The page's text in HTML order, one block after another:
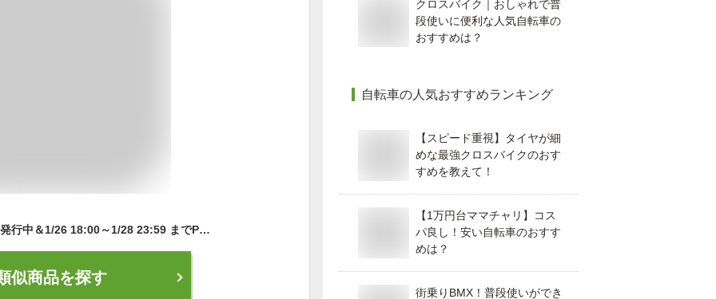
【500円引きクーポン発行中＆1/26 18:00～1/28 23:59 までP2倍】ママチャリ 26インチ 自転車 配送先一都三県一部地域限定送料無料 100%組立 ママチャリ シルバー すそ ギアなし 自転車 鍵付き 通学 変速なし シティサイクル 本体 荷台付き おしゃれ 安い 260suso
似商品を探す
クロスバイク｜おしゃれで普
段使いに便利な人気自転車の
おすすめは？
自転車の人気おすすめランキング
【スピード重視】タイヤが細
めな最強クロスバイクのおす
すめを教えて！
【1万円台ママチャリ】コス
パ良し！安い自転車のおすす
めは？
街乗りBMX！普段使いができ